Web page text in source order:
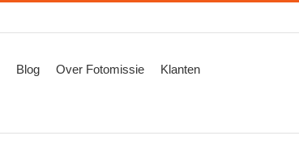
Blog Over Fotomissie Klanten